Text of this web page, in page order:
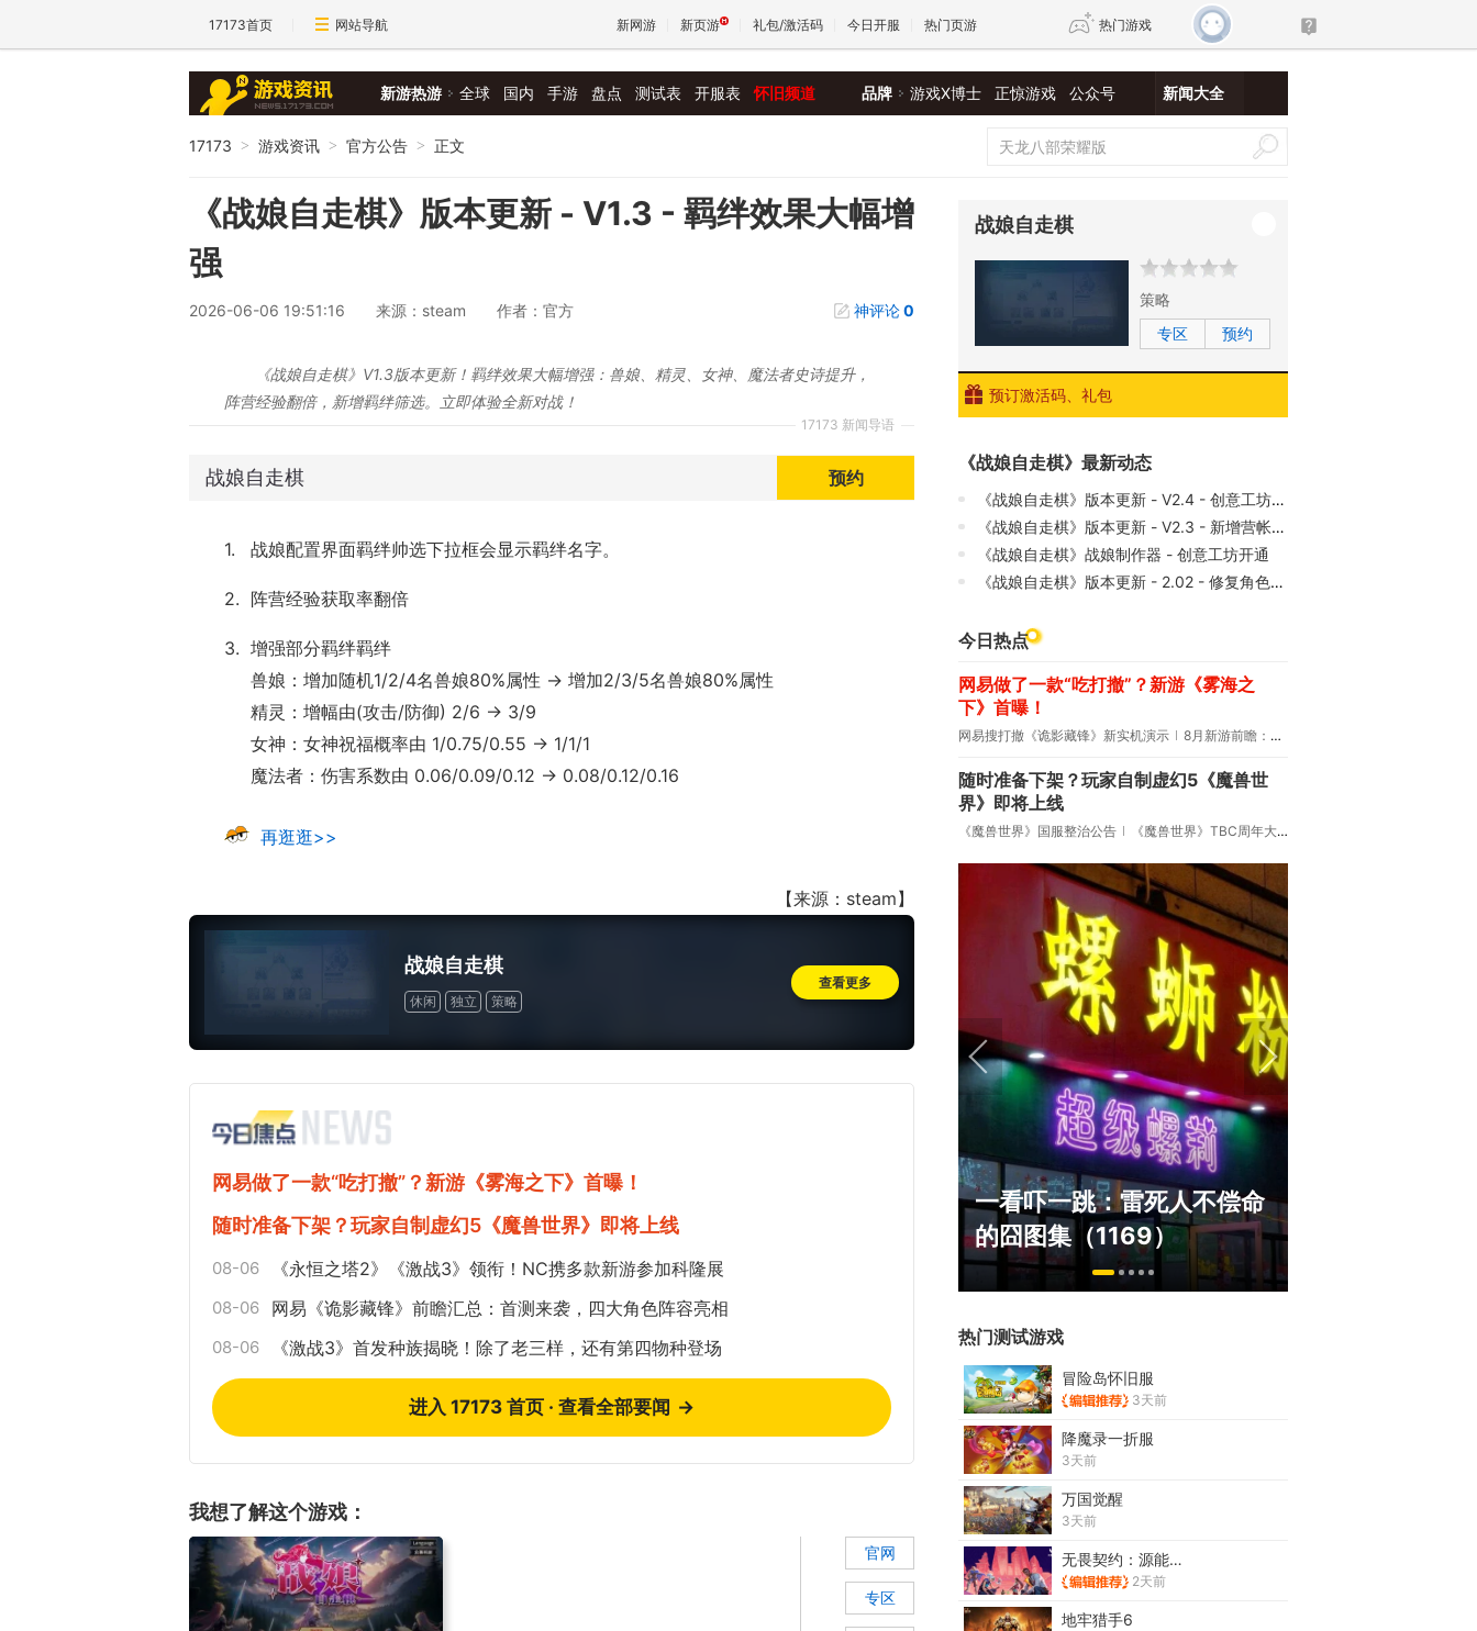
17173首页 网站导航 新网游 新页游 礼包/激活码 今日开服 热门页游 热门游戏
王权与自由 诛仙世界 仙剑世界
新游热游 全球 国内 手游 盘点 测试表 开服表 怀旧频道 品牌 游戏X博士 正惊游戏 公众号 新闻大全
17173 > 游戏资讯 > 官方公告 > 正文
《战娘自走棋》版本更新 - V1.3 - 羁绊效果大幅增
强
2026-06-06 19:51:16 来源：steam 作者：官方 神评论0
17173 新闻导语
《战娘自走棋》V1.3版本更新！羁绊效果大幅增强：兽娘、精灵、女神、魔法者史诗提升，
阵营经验翻倍，新增羁绊筛选。立即体验全新对战！
战娘自走棋 预约
战娘配置界面羁绊帅选下拉框会显示羁绊名字。
阵营经验获取率翻倍
增强部分羁绊羁绊
兽娘：增加随机1/2/4名兽娘80%属性 -> 增加2/3/5名兽娘80%属性
精灵：增幅由(攻击/防御) 2/6 -> 3/9
女神：女神祝福概率由 1/0.75/0.55 -> 1/1/1
魔法者：伤害系数由 0.06/0.09/0.12 -> 0.08/0.12/0.16
再逛逛>>
【来源：steam】
战娘自走棋
休闲 独立 策略
查看更多
网易做了一款“吃打撤”？新游《雾海之下》首曝！
随时准备下架？玩家自制虚幻5《魔兽世界》即将上线
08-06 《永恒之塔2》《激战3》领衔！NC携多款新游参加科隆展
08-06 网易《诡影藏锋》前瞻汇总：首测来袭，四大角色阵容亮相
08-06 《激战3》首发种族揭晓！除了老三样，还有第四物种登场
进入 17173 首页 · 查看全部要闻 →
我想了解这个游戏：
官网
专区
战娘自走棋
策略
专区
预约
预订激活码、礼包
《战娘自走棋》最新动态
《战娘自走棋》版本更新 - V2.4 - 创意工坊功能修复与开放
《战娘自走棋》版本更新 - V2.3 - 新增营帐与战娘锁定功能
《战娘自走棋》战娘制作器 - 创意工坊开通
《战娘自走棋》版本更新 - 2.02 - 修复角色互殴崩溃与圣物Bug
今日热点
网易做了一款“吃打撤”？新游《雾海之
下》首曝！
网易搜打撤《诡影藏锋》新实机演示 8月新游前瞻：《诡秘之主》领衔
随时准备下架？玩家自制虚幻5《魔兽世
界》即将上线
《魔兽世界》国服整治公告 《魔兽世界》TBC周年大更：双经典团本回归！
什么网游翅膀成了"躲不掉
的刚需"？
一看吓一跳：雷死人不偿命
的囧图集（1169）
热门测试游戏
冒险岛怀旧服
3天前
降魔录一折服
3天前
万国觉醒
3天前
无畏契约：源能行动
2天前
地牢猎手6